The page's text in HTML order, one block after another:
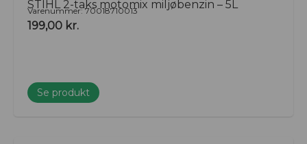
STIHL 2-taks motomix miljøbenzin – 5L
Varenummer: 70018710013
199,00 kr.
Se produkt